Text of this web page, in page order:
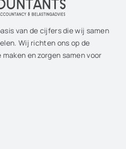
van de cijfers die wij samen
Wij richten ons op de
en zorgen samen voor